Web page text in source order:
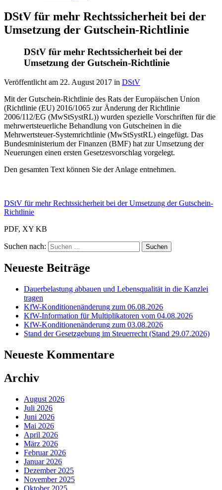
DStV für mehr Rechtssicherheit bei der
Umsetzung der Gutschein-Richtlinie
DStV für mehr Rechtssicherheit bei der
Umsetzung der Gutschein-Richtlinie
Veröffentlicht am 22. August 2017 in DStV
Mit der Gutschein-Richtlinie des Rats der Europäischen Union
(Richtlinie (EU) 2016/1065 zur Änderung der Richtlinie
2006/112/EG (MwStSystRL)) wurden spezielle Vorschriften für die
mehrwertsteuerliche Behandlung von Gutscheinen in die
Mehrwertsteuer-Systemrichtlinie (MwStSystRL) eingefügt. Das
Bundesministerium der Finanzen (BMF) hat zur Umsetzung der
Neuerungen einen ersten Gesetzesvorschlag vorgelegt.
Den gesamten Text können Sie der Anlage entnehmen.
DStV für mehr Rechtssicherheit bei der Umsetzung der Gutschein-
Richtlinie
PDF, XY KB
Suchen nach:
Neueste Beiträge
Dauerbelastung abbauen und Lebensqualität in die Kanzlei
tragen
KfW-Konditionenänderung zum 06.08.2026
KfW-Information für Multiplikatoren vom 04.08.2026
KfW-Konditionenänderung zum 03.08.2026
Stand der Gesetzgebung im Steuerrecht (Stand 29.07.2026)
Neueste Kommentare
Archiv
August 2026
Juli 2026
Juni 2026
Mai 2026
April 2026
März 2026
Februar 2026
Januar 2026
Dezember 2025
November 2025
Oktober 2025